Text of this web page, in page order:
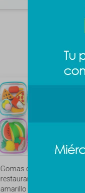
Gomas de borrar
restaurante -
amarillo